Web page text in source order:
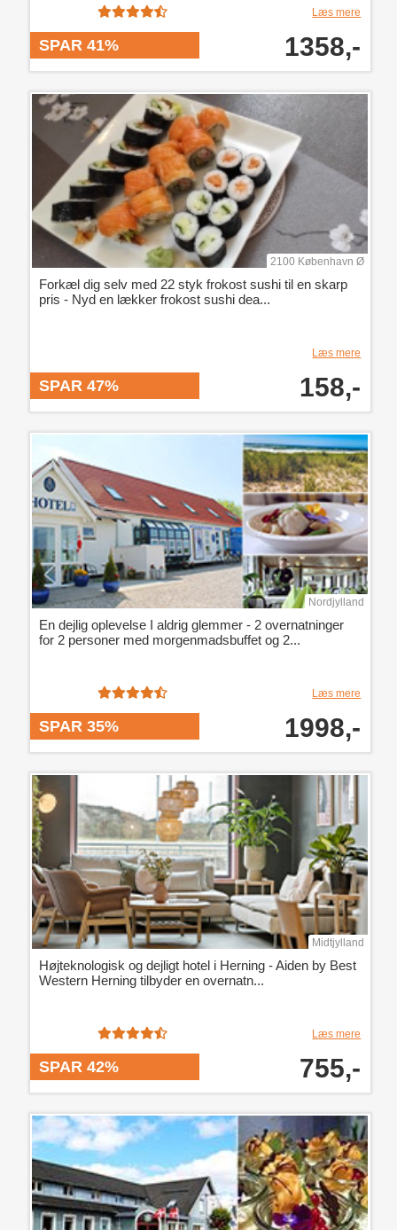
Læs mere
SPAR 41% 1358,-
2100 København Ø
Forkæl dig selv med 22 styk frokost sushi til en skarp
pris - Nyd en lækker frokost sushi dea...
Læs mere
SPAR 47% 158,-
Nordjylland
En dejlig oplevelse I aldrig glemmer - 2 overnatninger
for 2 personer med morgenmadsbuffet og 2...
Læs mere
SPAR 35% 1998,-
Midtjylland
Højteknologisk og dejligt hotel i Herning - Aiden by Best
Western Herning tilbyder en overnatn...
Læs mere
SPAR 42% 755,-